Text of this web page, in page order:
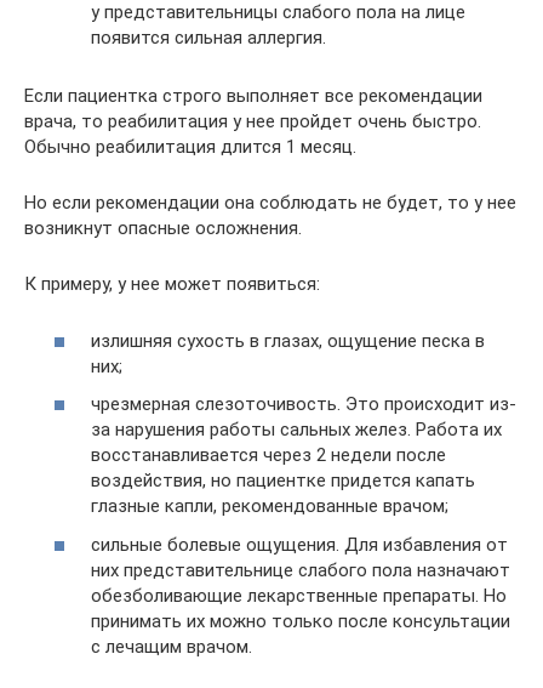
у представительницы слабого пола на лице
появится сильная аллергия.
Если пациентка строго выполняет все рекомендации
врача, то реабилитация у нее пройдет очень быстро.
Обычно реабилитация длится 1 месяц.
Но если рекомендации она соблюдать не будет, то у нее
возникнут опасные осложнения.
К примеру, у нее может появиться:
излишняя сухость в глазах, ощущение песка в
них;
чрезмерная слезоточивость. Это происходит из-
за нарушения работы сальных желез. Работа их
восстанавливается через 2 недели после
воздействия, но пациентке придется капать
глазные капли, рекомендованные врачом;
сильные болевые ощущения. Для избавления от
них представительнице слабого пола назначают
обезболивающие лекарственные препараты. Но
принимать их можно только после консультации
с лечащим врачом.